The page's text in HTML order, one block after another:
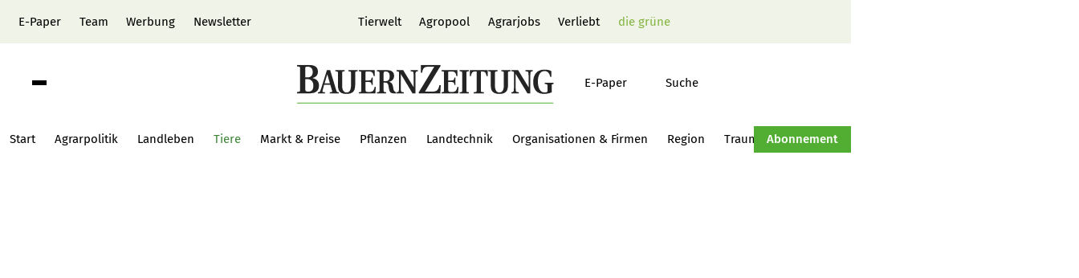
E-Paper Team Werbung Newsletter Tierwelt Agropool Agrarjobs Verliebt die grüne
E-Paper Suche
Start Agrarpolitik Landleben Tiere Markt & Preise Pflanzen Landtechnik Organisationen & Firmen Region Traumtraktor Hof-Management
Abonnement